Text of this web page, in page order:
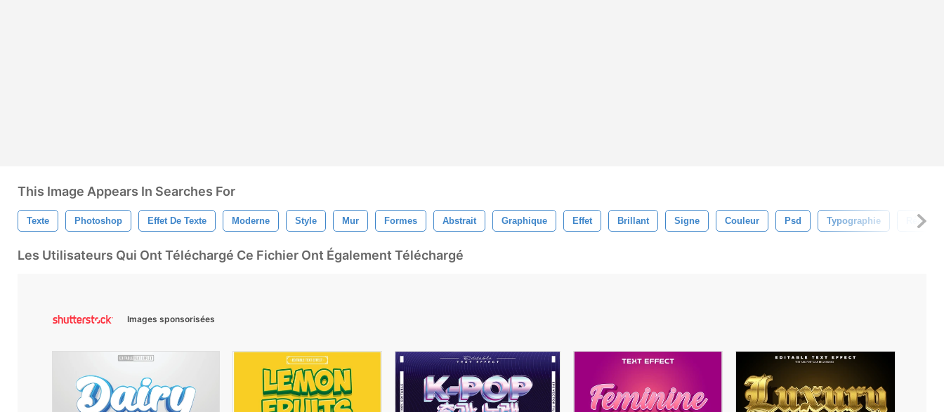
This Image Appears In Searches For
Texte Photoshop Effet De Texte Moderne Style Mur Formes Abstrait Graphique Effet Brillant Signe Couleur Psd Typographie Réaliste
Les Utilisateurs Qui Ont Téléchargé Ce Fichier Ont Également Téléchargé
Images sponsorisées